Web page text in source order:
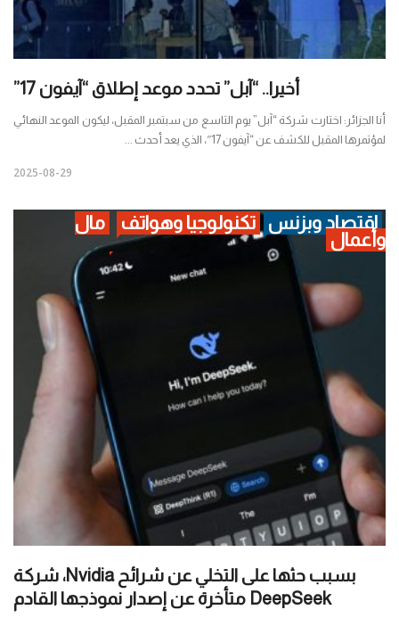
أخيرا.. “آبل” تحدد موعد إطلاق “آيفون 17”
أنا الجزائر: اختارت شركة “آبل” يوم التاسع من سبتمبر المقبل، ليكون الموعد النهائي
لمؤتمرها المقبل للكشف عن “آيفون 17″، الذي يعد أحدث ...
2025-08-29
اقتصاد وبزنس تكنولوجيا وهواتف
مال
وأعمال
بسبب حثها على التخلي عن شرائح Nvidia، شركة
DeepSeek متأخرة عن إصدار نموذجها القادم